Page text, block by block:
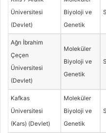
Üniversitesi
(Devlet)
Biyoloji ve
Genetik
Ağrı İbrahim
Çeçen
Üniversitesi
(Devlet)
Moleküler
Biyoloji ve
Genetik
Kafkas
Üniversitesi
(Kars) (Devlet)
Moleküler
Biyoloji ve
Genetik